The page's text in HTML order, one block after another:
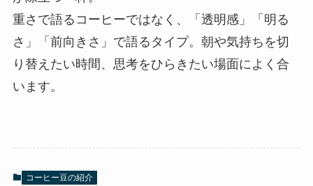
重さで語るコーヒーではなく、「透明感」「明る
さ」「前向きさ」で語るタイプ。朝や気持ちを切
り替えたい時間、思考をひらきたい場面によく合
います。
コーヒー豆の紹介